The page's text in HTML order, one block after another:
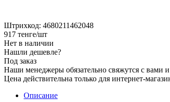
Штрихкод: 4680211462048
917 тенге/шт
Нет в наличии
Нашли дешевле?
Под заказ
Наши менеджеры обязательно свяжутся с вами и
Цена действительна только для интернет-
Описание